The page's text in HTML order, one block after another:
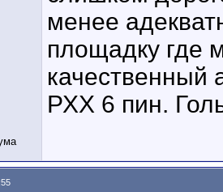
менее
площадку где
качественный
РХХ 6 пин.